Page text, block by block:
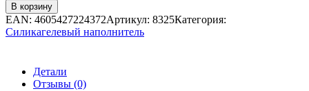
В корзину
EAN: 4605427224372Артикул: 8325Категория:
Силикагелевый наполнитель
Детали
Отзывы (0)